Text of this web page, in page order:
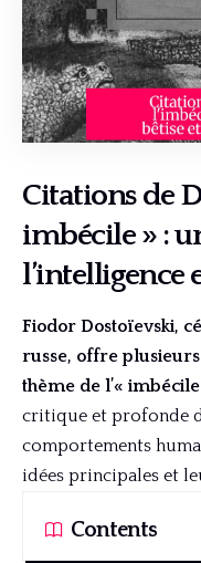
Citations de
imbécile » :
l’intelligence
Fiodor Dostoïevski,
russe, offre
thème de l’« imbécile
critique et profonde
comportements
idées principales et
Contents